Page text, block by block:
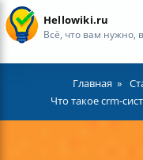
Hellowiki.ru
Всё, что вам нужно,
Главная
Что такое crm-